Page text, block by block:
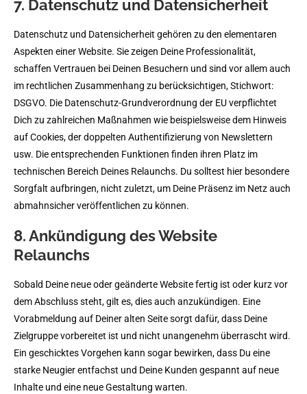
7. Datenschutz und Datensicherheit
Datenschutz und Datensicherheit gehören zu den elementaren
Aspekten einer Website. Sie zeigen Deine Professionalität,
schaffen Vertrauen bei Deinen Besuchern und sind vor allem auch
im rechtlichen Zusammenhang zu berücksichtigen, Stichwort:
DSGVO. Die Datenschutz-Grundverordnung der EU verpflichtet
Dich zu zahlreichen Maßnahmen wie beispielsweise dem Hinweis
auf Cookies, der doppelten Authentifizierung von Newslettern
usw. Die entsprechenden Funktionen finden ihren Platz im
technischen Bereich Deines Relaunchs. Du solltest hier besondere
Sorgfalt aufbringen, nicht zuletzt, um Deine Präsenz im Netz auch
abmahnsicher veröffentlichen zu können.
8. Ankündigung des Website
Relaunchs
Sobald Deine neue oder geänderte Website fertig ist oder kurz vor
dem Abschluss steht, gilt es, dies auch anzukündigen. Eine
Vorabmeldung auf Deiner alten Seite sorgt dafür, dass Deine
Zielgruppe vorbereitet ist und nicht unangenehm überrascht wird.
Ein geschicktes Vorgehen kann sogar bewirken, dass Du eine
starke Neugier entfachst und Deine Kunden gespannt auf neue
Inhalte und eine neue Gestaltung warten.